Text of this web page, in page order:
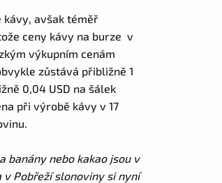
kávy, avšak téměř
ceny kávy na burze v
výkupním cenám
zůstává přibližně 1
0,04 USD na šálek
při výrobě kávy v 17
banány nebo kakao jsou v
Pobřeží slonoviny si nyní